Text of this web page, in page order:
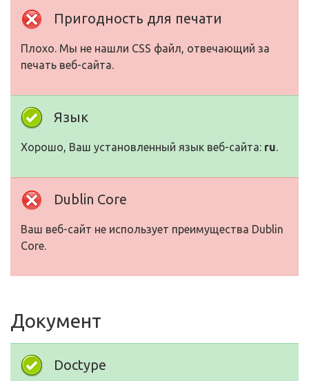
Пригодность для печати
Плохо. Мы не нашли CSS файл, отвечающий за
печать веб-сайта.
Язык
Хорошо, Ваш установленный язык веб-сайта: ru.
Dublin Core
Ваш веб-сайт не использует преимущества Dublin
Core.
Документ
Doctype